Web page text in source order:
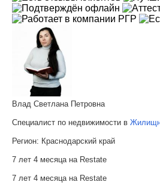
Влад Светлана Петровна
Специалист по недвижимости в
Регион: Краснодарский край
7 лет 4 месяца на Restate
7 лет 4 месяца на Restate